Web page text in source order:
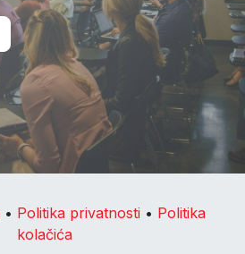
• Politika privatnosti • Politika
kolačića